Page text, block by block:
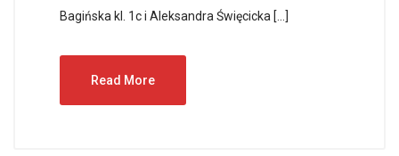
Bagińska kl. 1c i Aleksandra Święcicka […]
Read More